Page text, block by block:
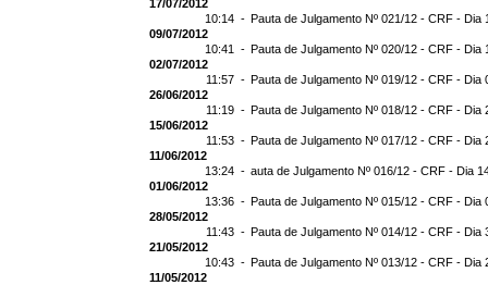
17/07/2012
10:14 - Pauta de Julgamento Nº 021/12 - CRF - Dia
09/07/2012
10:41 - Pauta de Julgamento Nº 020/12 - CRF - Dia
02/07/2012
11:57 - Pauta de Julgamento Nº 019/12 - CRF - Dia
26/06/2012
11:19 - Pauta de Julgamento Nº 018/12 - CRF - Dia
15/06/2012
11:53 - Pauta de Julgamento Nº 017/12 - CRF - Dia
11/06/2012
13:24 - auta de Julgamento Nº 016/12 - CRF - Dia
01/06/2012
13:36 - Pauta de Julgamento Nº 015/12 - CRF - Dia
28/05/2012
11:43 - Pauta de Julgamento Nº 014/12 - CRF - Dia
21/05/2012
10:43 - Pauta de Julgamento Nº 013/12 - CRF - Dia
11/05/2012